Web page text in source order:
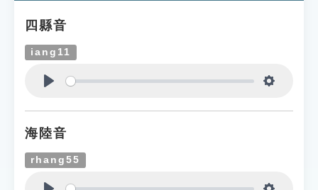
四縣音
iang11
海陸音
rhang55